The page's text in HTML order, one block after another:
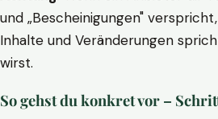
und „Bescheinigungen"
Inhalte und Veränderungen
wirst.
So gehst du konkret vor –